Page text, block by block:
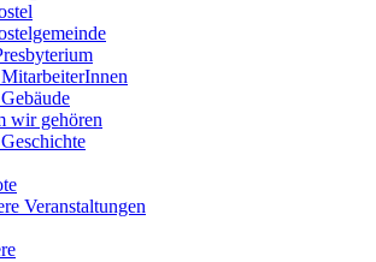
wir gehören
Veranstaltungen